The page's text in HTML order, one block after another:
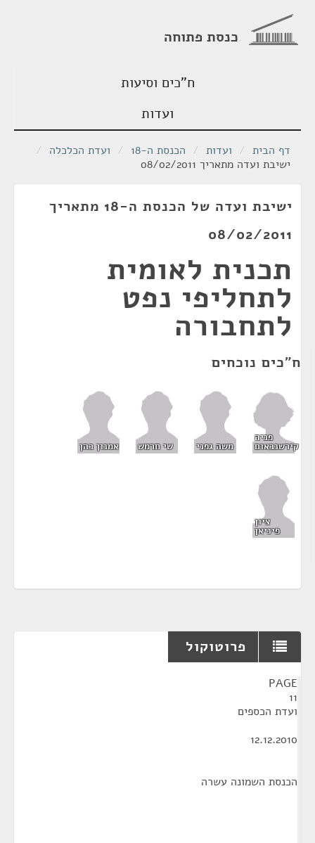
כנסת פתוחה
ח"כים וסיעות
ועדות
דף הבית / ועדות / הכנסת ה-18 / ועדת הכלכלה /
ישיבת ועדה מתאריך 08/02/2011
ישיבת ועדה של הכנסת ה-18 מתאריך
08/02/2011
תכנית לאומית
לתחליפי נפט
לתחבורה
ח"כים נוכחים
פניה
קירשנבאום משה גפני שי חרמש אמנון כהן
ציון
פיניאן
פרוטוקול
PAGE
11
ועדת הכספים
12.12.2010
הכנסת השמונה עשרה